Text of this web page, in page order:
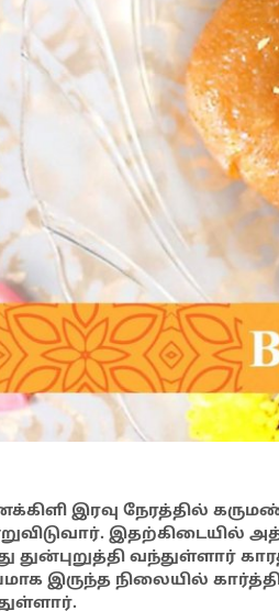
இரவு நேரத்தில்
இதற்கிடையில்
துன்புறுத்தி வந்துள்ளார்
இருந்த நிலையில்